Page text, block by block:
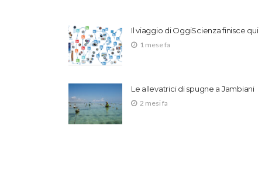
Il viaggio di OggiScienza finisce qui
1 mese fa
Le allevatrici di spugne a Jambiani
2 mesi fa